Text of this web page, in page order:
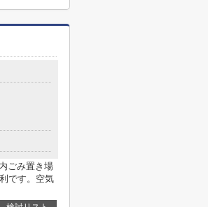
ごみ置き場
です。空気